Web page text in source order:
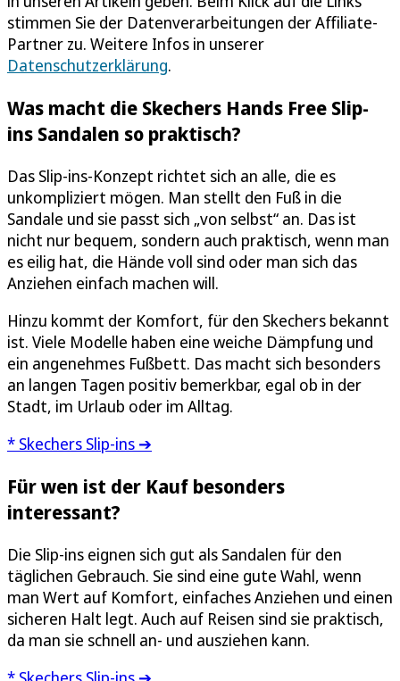
stimmen Sie der Datenverarbeitungen der Affiliate-
Partner zu. Weitere Infos in unserer
Datenschutzerklärung.
Was macht die Skechers Hands Free Slip-
ins Sandalen so praktisch?
Das Slip-ins-Konzept richtet sich an alle, die es
unkompliziert mögen. Man stellt den Fuß in die
Sandale und sie passt sich „von selbst“ an. Das ist
nicht nur bequem, sondern auch praktisch, wenn man
es eilig hat, die Hände voll sind oder man sich das
Anziehen einfach machen will.
Hinzu kommt der Komfort, für den Skechers bekannt
ist. Viele Modelle haben eine weiche Dämpfung und
ein angenehmes Fußbett. Das macht sich besonders
an langen Tagen positiv bemerkbar, egal ob in der
Stadt, im Urlaub oder im Alltag.
* Skechers Slip-ins ➔
Für wen ist der Kauf besonders
interessant?
Die Slip-ins eignen sich gut als Sandalen für den
täglichen Gebrauch. Sie sind eine gute Wahl, wenn
man Wert auf Komfort, einfaches Anziehen und einen
sicheren Halt legt. Auch auf Reisen sind sie praktisch,
da man sie schnell an- und ausziehen kann.